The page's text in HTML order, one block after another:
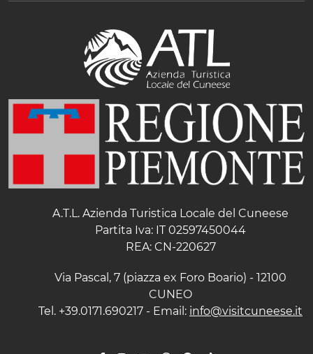
A.T.L. Azienda Turistica Locale del Cuneese
Partita Iva: IT 02597450044
REA: CN-220627
Via Pascal, 7 (piazza ex Foro Boario) - 12100
CUNEO
Tel. +39.0171.690217 - Email: info@visitcuneese.it